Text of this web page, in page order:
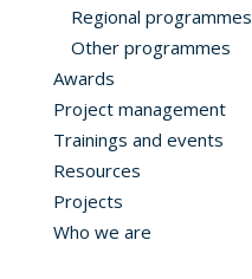
Regional programmes
Other programmes
Awards
Project management
Trainings and events
Resources
Projects
Who we are